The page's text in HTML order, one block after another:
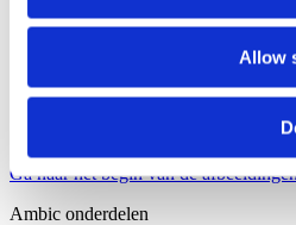
Allow
Ga naar het begin van de
Ambic onderdelen